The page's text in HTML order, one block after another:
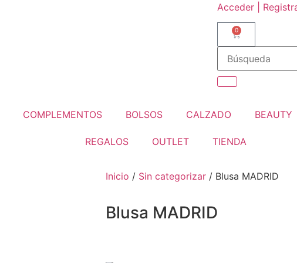
Acceder |
0
COMPLEMENTOS BOLSOS CALZADO BEAUTY
REGALOS OUTLET TIENDA
Inicio / Sin categorizar / Blusa MADRID
Blusa MADRID